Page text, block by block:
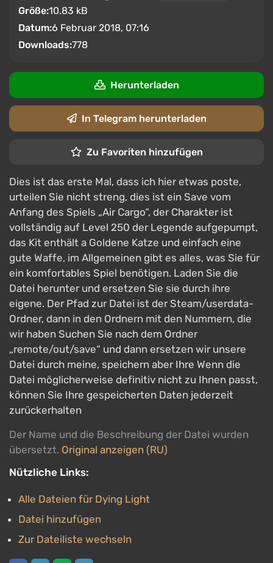
Größe:10.83 kB
Datum:6 Februar 2018, 07:16
Downloads:778
Herunterladen
In Telegram herunterladen
Zu Favoriten hinzufügen
Dies ist das erste Mal, dass ich hier etwas poste,
urteilen Sie nicht streng, dies ist ein Save vom
Anfang des Spiels „Air Cargo“, der Charakter ist
vollständig auf Level 250 der Legende aufgepumpt,
das Kit enthält a Goldene Katze und einfach eine
gute Waffe, im Allgemeinen gibt es alles, was Sie für
ein komfortables Spiel benötigen. Laden Sie die
Datei herunter und ersetzen Sie sie durch ihre
eigene. Der Pfad zur Datei ist der Steam/userdata-
Ordner, dann in den Ordnern mit den Nummern, die
wir haben Suchen Sie nach dem Ordner
„remote/out/save“ und dann ersetzen wir unsere
Datei durch meine, speichern aber Ihre Wenn die
Datei möglicherweise definitiv nicht zu Ihnen passt,
können Sie Ihre gespeicherten Daten jederzeit
zurückerhalten
Der Name und die Beschreibung der Datei wurden
übersetzt. Original anzeigen (RU)
Nützliche Links:
Alle Dateien für Dying Light
Datei hinzufügen
Zur Dateiliste wechseln